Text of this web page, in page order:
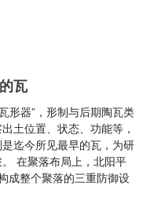
瓦
形器”，形制与后期陶瓦类
土位置、状态、功能等，
迄今所见最早的瓦，为研
在聚落布局上，北阳平
成整个聚落的三重防御设